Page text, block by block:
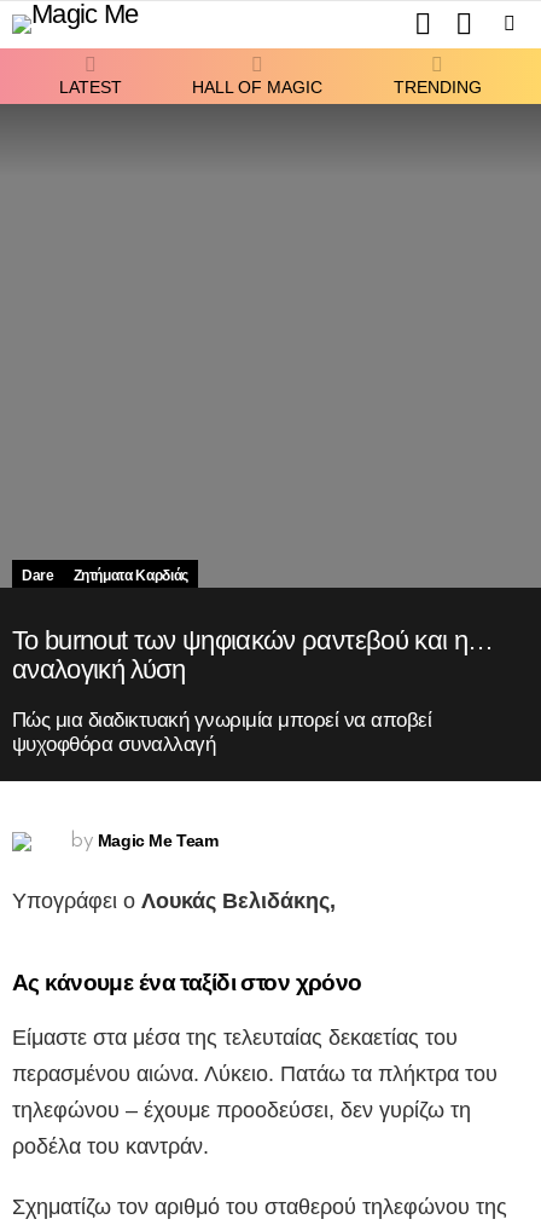
SWITCH
SKIN
LATEST HALL OF MAGIC TRENDING
Dare Ζητήματα Kαρδιάς
Το burnout των ψηφιακών ραντεβού και η…
αναλογική λύση
Πώς μια διαδικτυακή γνωριμία μπορεί να αποβεί
ψυχοφθόρα συναλλαγή
by Magic Me Team
Υπογράφει ο Λουκάς Βελιδάκης,
Ας κάνουμε ένα ταξίδι στον χρόνο
Είμαστε στα μέσα της τελευταίας δεκαετίας του
περασμένου αιώνα. Λύκειο. Πατάω τα πλήκτρα του
τηλεφώνου – έχουμε προοδεύσει, δεν γυρίζω τη
ροδέλα του καντράν.
Σχηματίζω τον αριθμό του σταθερού τηλεφώνου της